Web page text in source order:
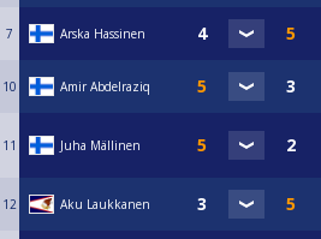
7 Arska Hassinen
10 Amir Abdelraziq
11 Juha Mällinen
12 Aku Laukkanen